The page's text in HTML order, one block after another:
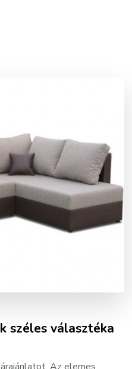
széles választéka